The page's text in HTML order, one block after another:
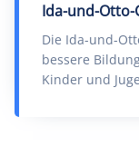
Ida-und-
Die Ida-und-
bessere
Kinder und